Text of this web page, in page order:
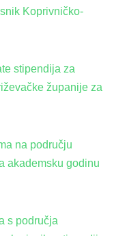
Koprivničko-
stipendija za
županije za
na području
akademsku godinu
s područja